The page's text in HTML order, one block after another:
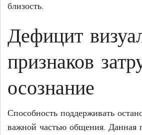
близость.
Дефицит
признаков
осознание
Способность поддерживать
важной частью общения. Данная